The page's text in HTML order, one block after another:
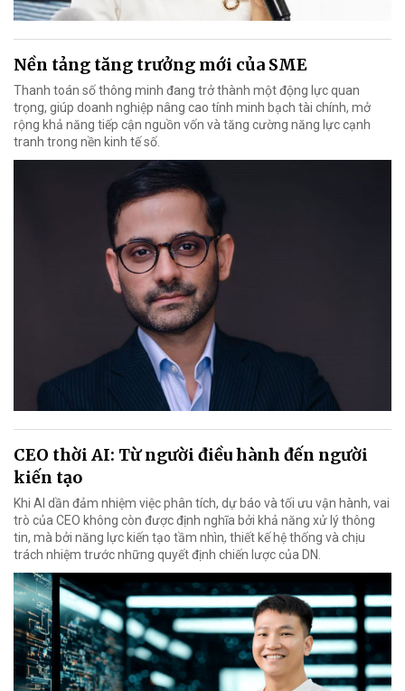
Nền tảng tăng trưởng mới của SME
Thanh toán số thông minh đang trở thành một động lực quan
trọng, giúp doanh nghiệp nâng cao tính minh bạch tài chính, mở
rộng khả năng tiếp cận nguồn vốn và tăng cường năng lực cạnh
tranh trong nền kinh tế số.
CEO thời AI: Từ người điều hành đến người
kiến tạo
Khi AI dần đảm nhiệm việc phân tích, dự báo và tối ưu vận hành, vai
trò của CEO không còn được định nghĩa bởi khả năng xử lý thông
tin, mà bởi năng lực kiến tạo tầm nhìn, thiết kế hệ thống và chịu
trách nhiệm trước những quyết định chiến lược của DN.